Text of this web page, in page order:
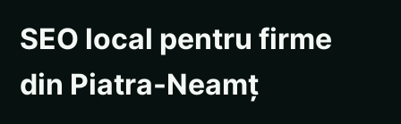
SEO local pentru firme
din Piatra-Neamț